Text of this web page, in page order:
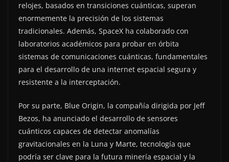
relojes, basados en transiciones cuánticas, superan
enormemente la precisión de los sistemas
tradicionales. Además, SpaceX ha colaborado con
laboratorios académicos para probar en órbita
sistemas de comunicaciones cuánticas, fundamentales
para el desarrollo de una internet espacial segura y
resistente a la interceptación.
Por su parte, Blue Origin, la compañía dirigida por Jeff
Bezos, ha anunciado el desarrollo de sensores
cuánticos capaces de detectar anomalías
gravitacionales en la Luna y Marte, tecnología que
podría ser clave para la futura minería espacial y la